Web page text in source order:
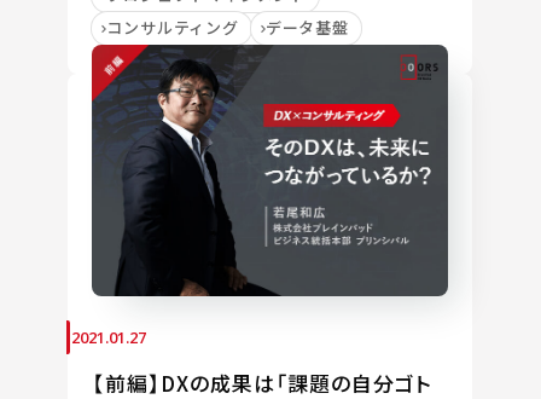
コンサルティング
データ基盤
2021.01.27
【前編】DXの成果は「課題の自分ゴト